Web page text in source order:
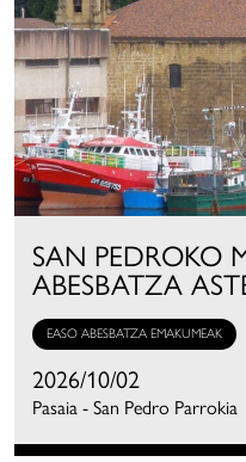
SAN PEDROKO
ABESBATZA
EASO ABESBATZA EMAKUMEAK
2026/10/02
Pasaia - San Pedro Parrokia